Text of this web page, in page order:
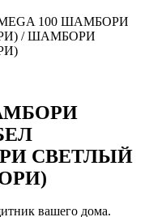
100 ШАМБОРИ
/ ШАМБОРИ
СВЕТЛЫЙ
вашего дома.